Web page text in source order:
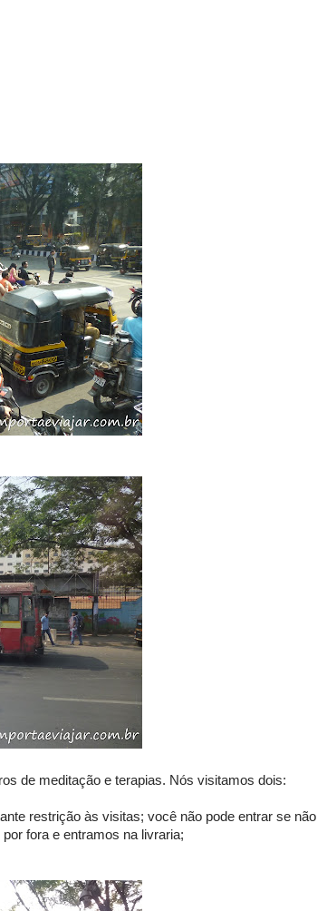
de meditação e terapias. Nós visitamos dois:
restrição às visitas; você não pode entrar se não
fora e entramos na livraria;